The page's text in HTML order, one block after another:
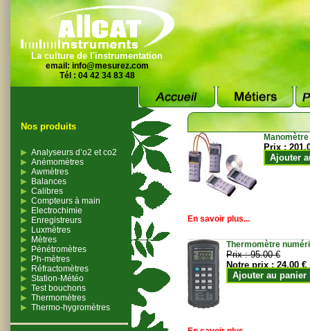
La culture de l'instrumentation
email: info@mesurez.com
Tél : 04 42 34 83 48
Nos produits
Analyseurs d’o2 et co2
Anémomètres
Awmètres
Balances
Calibres
Compteurs à main
Electrochimie
Enregistreurs
Luxmètres
Mètres
Pénétromètres
Ph-mètres
Réfractomètres
Station-Météo
Test bouchons
Thermomètres
Thermo-hygromètres
Prix :
Ajouter
En savoir plus...
Thermomètre
Prix :95.00 €
Notre prix :24.00 €
Ajouter au panier